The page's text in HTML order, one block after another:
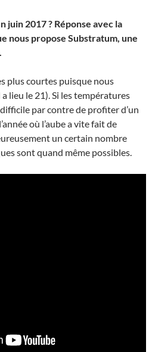
juin 2017 ? Réponse avec la
nous propose Substratum, une
plus courtes puisque nous
a lieu le 21). Si les températures
par contre de profiter d’un
où l’aube a vite fait de
un certain nombre
sont quand même possibles.